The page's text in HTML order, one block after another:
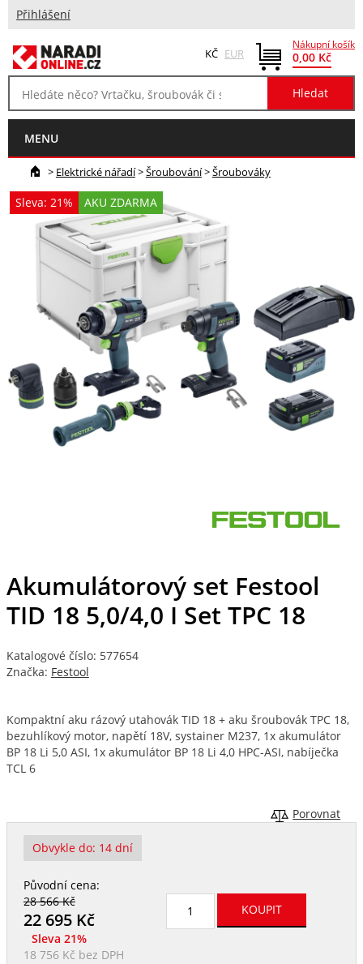
Přihlášení
Nákupní košík
0,00 Kč
KČ EUR
MENU
> Elektrické nářadí>Šroubování>Šroubováky
Sleva: 21% AKU ZDARMA
Akumulátorový set Festool
TID 18 5,0/4,0 I Set TPC 18
Katalogové číslo: 577654
Značka: Festool
Kompaktní aku rázový utahovák TID 18 + aku šroubovák TPC 18,
bezuhlíkový motor, napětí 18V, systainer M237, 1x akumulátor
BP 18 Li 5,0 ASI, 1x akumulátor BP 18 Li 4,0 HPC-ASI, nabíječka
TCL 6
Porovnat
Obvykle do: 14 dní
Původní cena:
28 566 Kč
22 695Kč
Sleva 21%
18 756 Kč bez DPH